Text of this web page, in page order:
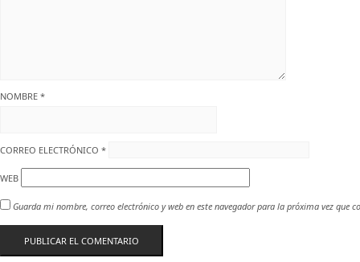
NOMBRE *
CORREO ELECTRÓNICO *
WEB
Guarda mi nombre, correo electrónico y web en este navegador para la próxima vez que